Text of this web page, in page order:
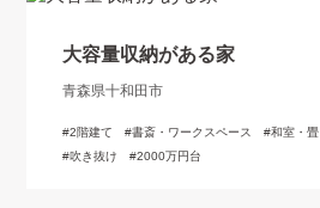
大容量収納がある家
青森県十和田市
2階建て 書斎・ワークスペース
和室・
吹き抜け
2000万円台